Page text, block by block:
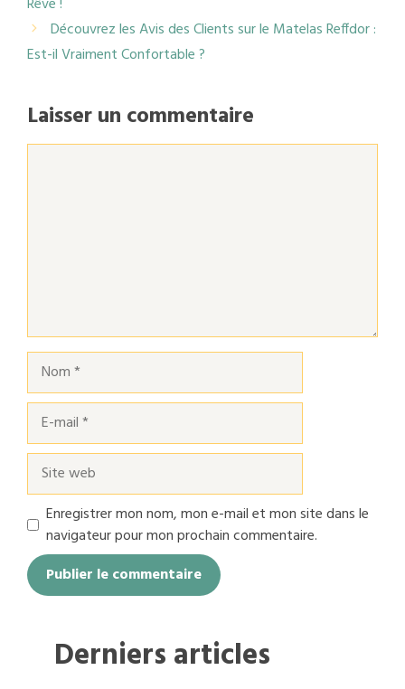
Découvrez les Avis des Clients sur le Matelas Reffdor :
Est-il Vraiment Confortable ?
Laisser un commentaire
Nom
mail
Site
web
Enregistrer mon nom, mon e-mail et mon site dans le
navigateur pour mon prochain commentaire.
Derniers articles